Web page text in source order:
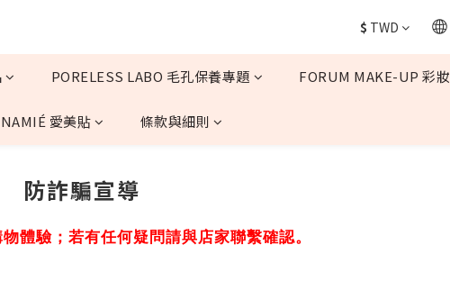
$ TWD
PORELESS LABO 毛孔保養專題 FORUM MAKE-UP 彩妝
愛美貼 條款與細則
防詐騙宣導
體驗；若有任何疑問請與店家聯繫確認。